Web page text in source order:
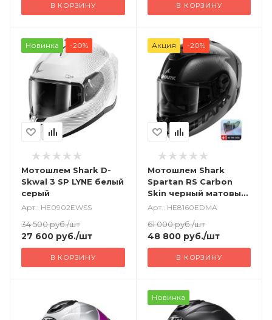
В КОРЗИНУ В КОРЗИНУ
Новинка -20%
Мотошлем Shark D-
Skwal 3 SP LYNE белый
серый
Арт.: HE0902EWSS
34 500руб./шт
27 600 руб./шт
В КОРЗИНУ
Акция -20%
Мотошлем Shark
Spartan RS Carbon
Skin черный матовый
+ визор
Арт.: HE8160EDMA
61 000руб./шт
48 800руб./шт
В КОРЗИНУ
Новинка